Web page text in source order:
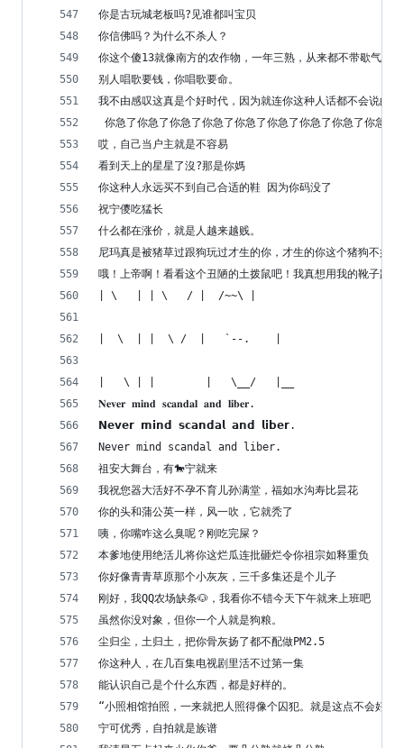
你是古玩城老板吗?见谁都叫宝贝
你信佛吗？为什么不杀人？
你这个傻13就像南方的农作物，一年三熟，从来都不带歇气儿
别人唱歌要钱，你唱歌要命。
我不由感叹这真是个好时代，因为就连你这种人话都不会说的
你急了你急了你急了你急了你急了你急了你急了你急了你急
哎，自己当户主就是不容易
看到天上的星星了沒?那是你媽
你这种人永远买不到自己合适的鞋 因为你码没了
祝宁儍吃猛长
什么都在涨价，就是人越来越贱。
尼玛真是被猪草过跟狗玩过才生的你，才生的你这个猪狗不如的
哦！上帝啊！看看这个丑陋的土拨鼠吧！我真想用我的靴子踢
| \   | | \   / |  /~~\ |
|  \  | |  \ /  |   `--.    |
|   \ | |        |   \__/   |__
𝐍𝐞𝐯𝐞𝐫 𝐦𝐢𝐧𝐝 𝐬𝐜𝐚𝐧𝐝𝐚𝐥 𝐚𝐧𝐝 𝐥𝐢𝐛𝐞𝐫.
𝗡𝗲𝘃𝗲𝗿 𝗺𝗶𝗻𝗱 𝘀𝗰𝗮𝗻𝗱𝗮𝗹 𝗮𝗻𝗱 𝗹𝗶𝗯𝗲𝗿.
𝙽𝚎𝚟𝚎𝚛 𝚖𝚒𝚗𝚍 𝚜𝚌𝚊𝚗𝚍𝚊𝚕 𝚊𝚗𝚍 𝚕𝚒𝚋𝚎𝚛.
祖安大舞台，有🐎宁就来
我祝您器大活好不孕不育儿孙满堂，福如水沟寿比昙花
你的头和蒲公英一样，风一吹，它就秃了
咦，你嘴咋这么臭呢？刚吃完屎？
本爹地使用绝活儿将你这烂瓜连批砸烂令你祖宗如释重负
你好像青青草原那个小灰灰，三千多集还是个儿子
刚好，我QQ农场缺条🐶，我看你不错今天下午就来上班吧
虽然你没对象，但你一个人就是狗粮。
尘归尘，土归土，把你骨灰扬了都不配做PM2.5
你这种人，在几百集电视剧里活不过第一集
能认识自己是个什么东西，都是好样的。
“小照相馆拍照，一来就把人照得像个囚犯。就是这点不会好
宁可优秀，自拍就是族谱